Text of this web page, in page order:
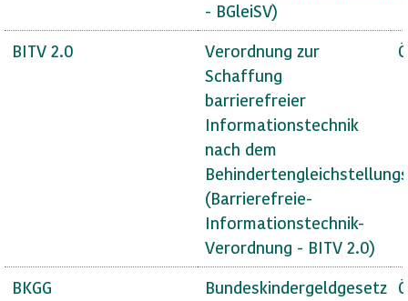
- BGleiSV)
BITV 2.0
Verordnung zur
Schaffung
barrierefreier
Informationstechnik
nach dem
(Barrierefreie-
Informationstechnik-
Verordnung - BITV 2.0)
BKGG Bundeskindergeldgesetz